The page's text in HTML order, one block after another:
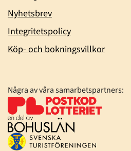
Nyhetsbrev
Integritetspolicy
Köp- och bokningsvillkor
Några av våra samarbetspartners: